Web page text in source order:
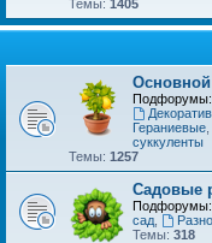
Темы: 1405
Подфорумы:
Гераниевые
суккуленты
Темы: 1257
Садовые
Подфорумы:
сад
Темы: 318